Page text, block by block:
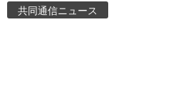
People
共同通信ニュース